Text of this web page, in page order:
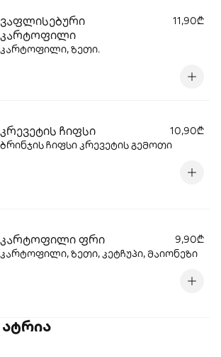
ვაფლისებური
კარტოფილი
11,90₾
კარტოფილი, ზეთი.
კრევეტის ჩიფსი
10,90₾
ბრინჯის ჩიფსი კრევეტის გემოთი
კარტოფილი ფრი
9,90₾
კარტოფილი, ზეთი, კეტჩუპი, მაიონეზი